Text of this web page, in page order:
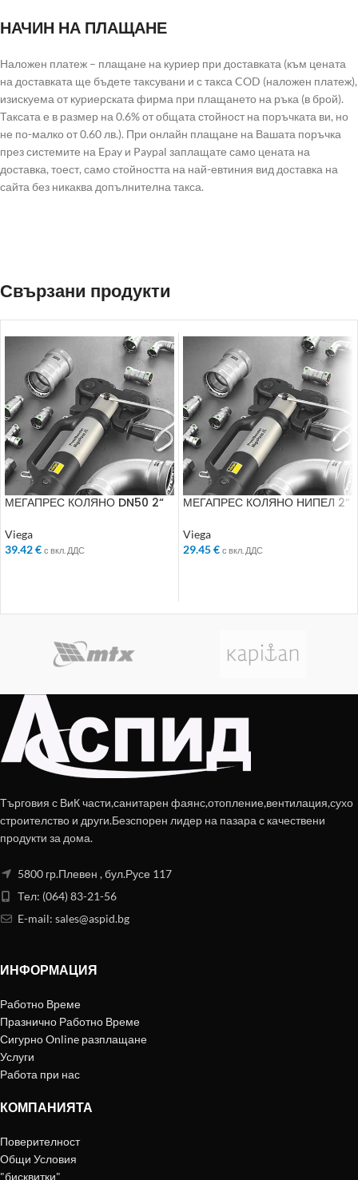
НАЧИН НА ПЛАЩАНЕ
Наложен платеж – плащане на куриер при доставката (към цената
на доставката ще бъдете таксувани и с такса COD (наложен платеж),
изискуема от куриерската фирма при плащането на ръка (в брой).
Таксата е в размер на 0.6% от общата стойност на поръчката ви, но
не по-малко от 0.60 лв.). При онлайн плащане на Вашата поръчка
през системите на Epay и Paypal заплащате само цената на
доставка, тоест, само стойността на най-евтиния вид доставка на
сайта без никаква допълнителна такса.
Свързани продукти
МЕГАПРЕС КОЛЯНО DN50 2“
Viega
39.42€ с вкл. ДДС
МЕГАПРЕС КОЛЯНО НИПЕЛ 2“
Viega
29.45€ с вкл. ДДС
Търговия с ВиК части,санитарен фаянс,отопление,вентилация,сухо
строителство и други.Безспорен лидер на пазара с качествени
продукти за дома.
5800 гр.Плевен , бул.Русе 117
Тел: (064) 83-21-56
E-mail: sales@aspid.bg
ИНФОРМАЦИЯ
Работно Време
Празнично Работно Време
Сигурно Online разплащане
Услуги
Работа при нас
КОМПАНИЯТА
Поверителност
Общи Условия
"бисквитки"